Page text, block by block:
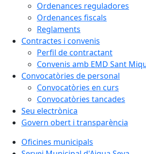
Ordenances reguladores
Ordenances fiscals
Reglaments
Contractes i convenis
Perfil de contractant
Convenis amb EMD Sant
Convocatòries de personal
Convocatòries en curs
Convocatòries tancades
Seu electrònica
Govern obert i transparència
Oficines municipals